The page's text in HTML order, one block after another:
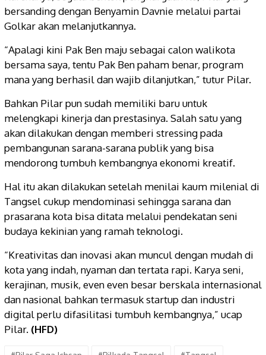
bersanding dengan Benyamin Davnie melalui partai
Golkar akan melanjutkannya.
“Apalagi kini Pak Ben maju sebagai calon walikota
bersama saya, tentu Pak Ben paham benar, program
mana yang berhasil dan wajib dilanjutkan,” tutur Pilar.
Bahkan Pilar pun sudah memiliki baru untuk
melengkapi kinerja dan prestasinya. Salah satu yang
akan dilakukan dengan memberi stressing pada
pembangunan sarana-sarana publik yang bisa
mendorong tumbuh kembangnya ekonomi kreatif.
Hal itu akan dilakukan setelah menilai kaum milenial di
Tangsel cukup mendominasi sehingga sarana dan
prasarana kota bisa ditata melalui pendekatan seni
budaya kekinian yang ramah teknologi.
“Kreativitas dan inovasi akan muncul dengan mudah di
kota yang indah, nyaman dan tertata rapi. Karya seni,
kerajinan, musik, even even besar berskala internasional
dan nasional bahkan termasuk startup dan industri
digital perlu difasilitasi tumbuh kembangnya,” ucap
Pilar. (HFD)